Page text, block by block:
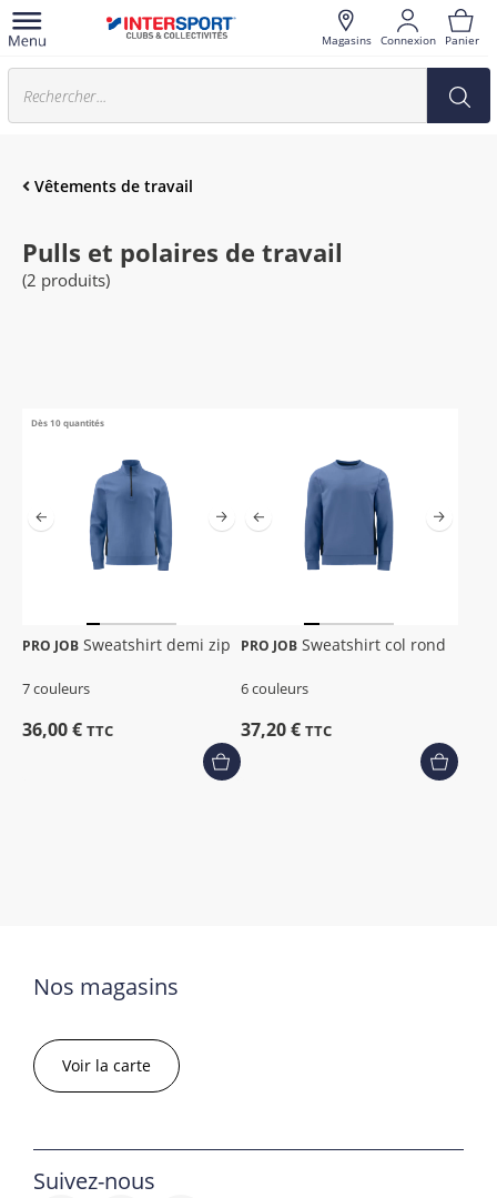
Magasins Connexion Panier
Vêtements de travail
Pulls et polaires de travail
(2 produits)
Dès 10 quantités
PRO JOB Sweatshirt demi zip
7 couleurs
36,00 € TTC
PRO JOB Sweatshirt col rond
6 couleurs
37,20 € TTC
Nos magasins
Voir la carte
Suivez-nous